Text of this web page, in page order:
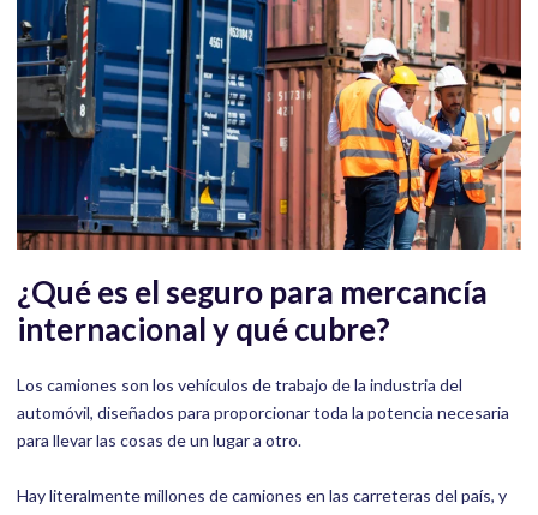
¿Qué es el seguro para mercancía
internacional y qué cubre?
Los camiones son los vehículos de trabajo de la industria del
automóvil, diseñados para proporcionar toda la potencia necesaria
para llevar las cosas de un lugar a otro.
Hay literalmente millones de camiones en las carreteras del país, y